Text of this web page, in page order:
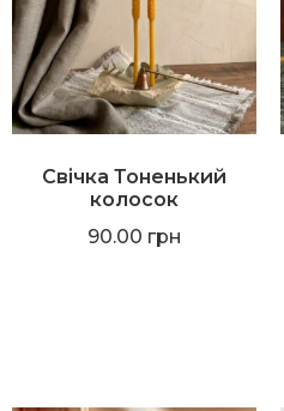
Свічка Тоненький
колосок
90.00 грн